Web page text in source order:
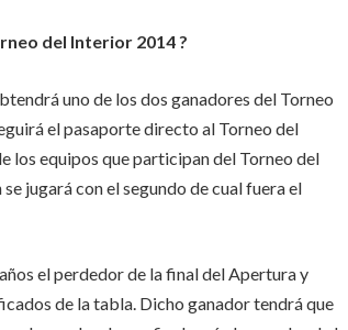
del Interior 2014 ?
uno de los dos ganadores del Torneo
el pasaporte directo al Torneo del
los equipos que participan del Torneo del
jugará con el segundo de cual fuera el
el perdedor de la final del Apertura y
de la tabla. Dicho ganador tendrá que